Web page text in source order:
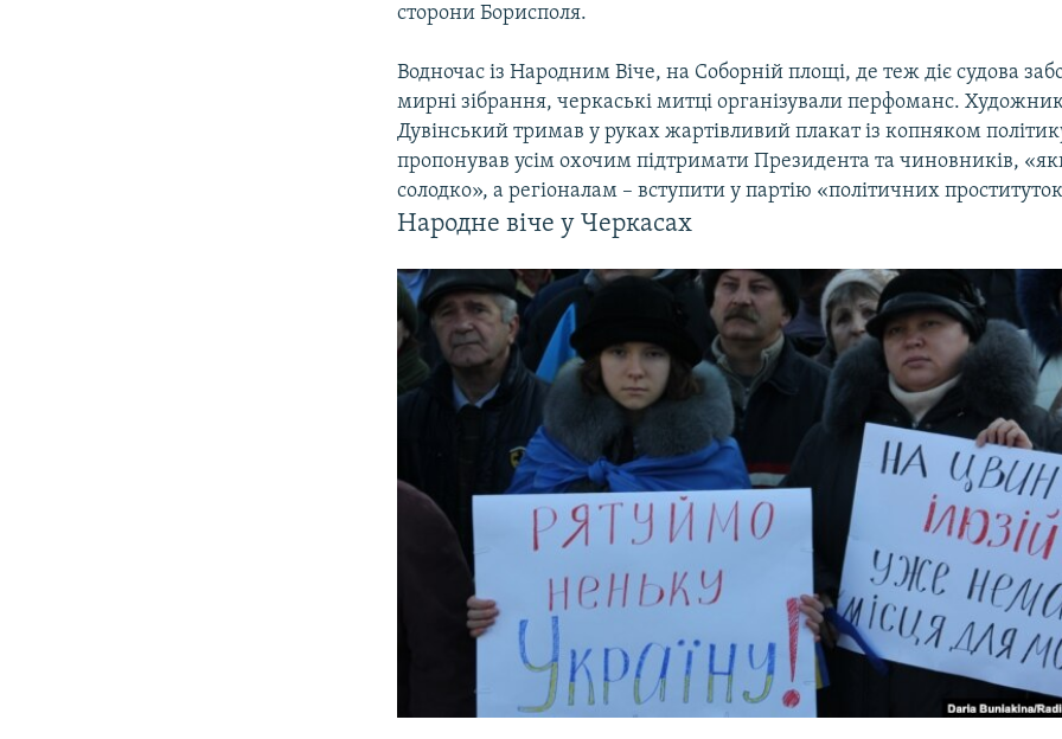
сторони Борисполя.
Водночас із Народним Віче, на Соборній площі, де теж діє судова
мирні зібрання, черкаські митці організували перфоманс.
Дувінський тримав у руках жартівливий плакат із копняком
пропонував усім охочим підтримати Президента та чиновників,
солодко», а регіоналам – вступити у партію «політичних
Народне віче у Черкасах